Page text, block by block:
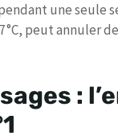
une seule
°C, peut annuler
: